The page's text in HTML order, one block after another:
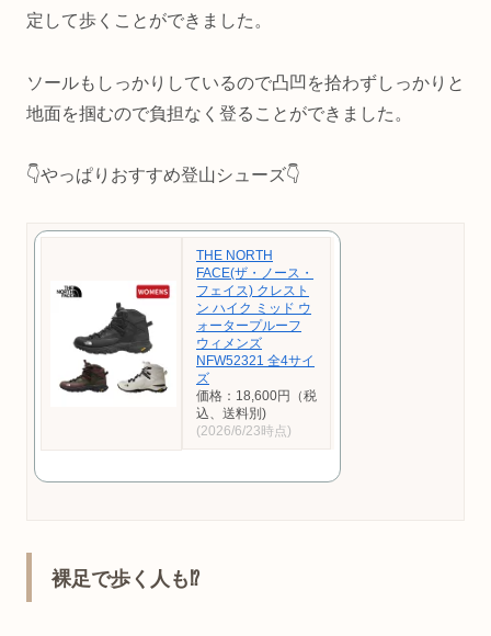
定して歩くことができました。
ソールもしっかりしているので凸凹を拾わずしっかりと
地面を掴むので負担なく登ることができました。
👇やっぱりおすすめ登山シューズ👇
THE NORTH
FACE(ザ・ノース・
フェイス) クレスト
ン ハイク ミッド ウ
ォータープルーフ
ウィメンズ
NFW52321 全4サイ
ズ
価格：18,600円（税
込、送料別)
(2026/6/23時点)
裸足で歩く人も⁉︎